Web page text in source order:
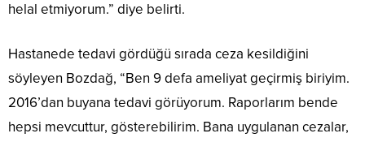
helal etmiyorum.” diye belirti.
Hastanede tedavi gördüğü sırada ceza kesildiğini
söyleyen Bozdağ, “Ben 9 defa ameliyat geçirmiş biriyim.
2016’dan buyana tedavi görüyorum. Raporlarım bende
hepsi mevcuttur, gösterebilirim. Bana uygulanan cezalar,